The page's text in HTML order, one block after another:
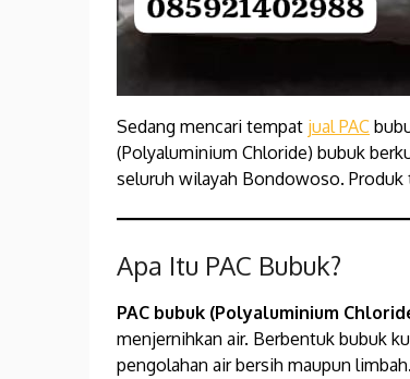
Sedang mencari tempat jual PAC
(Polyaluminium Chloride) bubuk
seluruh wilayah Bondowoso. Produk
Apa Itu PAC Bubuk?
PAC bubuk (Polyaluminium
menjernihkan air. Berbentuk bubuk
pengolahan air bersih maupun limbah.